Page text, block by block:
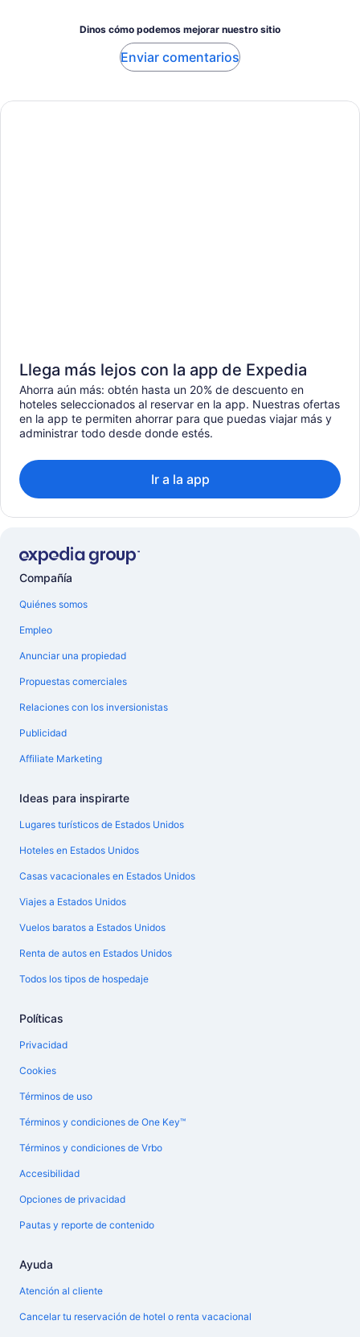
Dinos cómo podemos mejorar nuestro sitio
Enviar comentarios
Llega más lejos con la app de Expedia
Ahorra aún más: obtén hasta un 20% de descuento en
hoteles seleccionados al reservar en la app. Nuestras ofertas
en la app te permiten ahorrar para que puedas viajar más y
administrar todo desde donde estés.
Ir a la app
Compañía
Quiénes somos
Empleo
Anunciar una propiedad
Propuestas comerciales
Relaciones con los inversionistas
Publicidad
Affiliate Marketing
Ideas para inspirarte
Lugares turísticos de Estados Unidos
Hoteles en Estados Unidos
Casas vacacionales en Estados Unidos
Viajes a Estados Unidos
Vuelos baratos a Estados Unidos
Renta de autos en Estados Unidos
Todos los tipos de hospedaje
Políticas
Privacidad
Cookies
Términos de uso
Términos y condiciones de One Key™
Términos y condiciones de Vrbo
Accesibilidad
Opciones de privacidad
Pautas y reporte de contenido
Ayuda
Atención al cliente
Cancelar tu reservación de hotel o renta vacacional